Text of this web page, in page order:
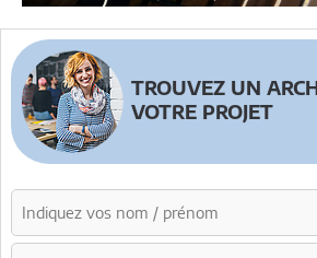
TROUVEZ UN
VOTRE PROJET